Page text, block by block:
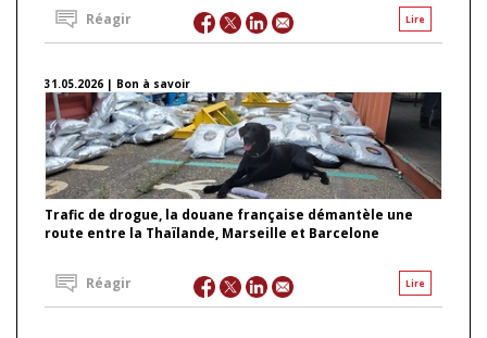
Lire
Réagir
31.05.2026 | Bon à savoir
Trafic de drogue, la douane française démantèle une
route entre la Thaïlande, Marseille et Barcelone
Lire
Réagir